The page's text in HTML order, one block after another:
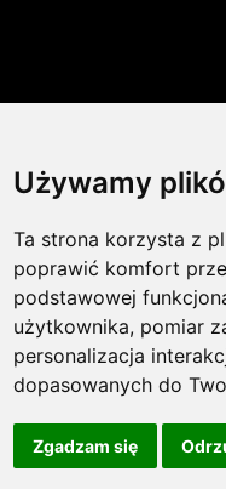
Używamy
Ta strona korzysta z
poprawić komfort
podstawowej
użytkownika, pomiar
personalizacja
dopasowanych do
Zgadzam się
PRYWATNOŚCI DLA
Tel.:+48 690 368 322